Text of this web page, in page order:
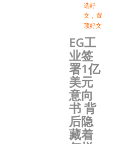
选好
文 ， 置
顶好文
EG工
业签
署1亿
美元
意向
书 背
后隐
藏着